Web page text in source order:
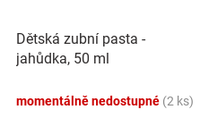
Dětská zubní pasta -
jahůdka, 50 ml
momentálně nedostupné (2 ks)